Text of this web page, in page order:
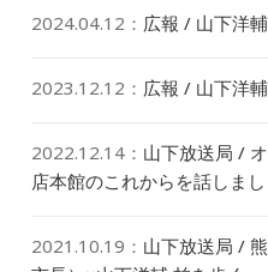
2024.04.12 ： 広報 / 山下洋
2023.12.12 ： 広報 / 山下洋
2022.12.14 ： 山下放送局 /
店本館のこれからを話しまし
2021.10.19 ： 山下放送局 /